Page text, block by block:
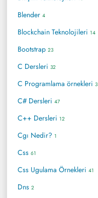
Blender 4
Blockchain Teknolojileri 14
Bootstrap 23
C Dersleri 32
C Programlama örnekleri 3
C# Dersleri 47
C++ Dersleri 12
Cgı Nedir? 1
Css 61
Css Ugulama Örnekleri 41
Dns 2